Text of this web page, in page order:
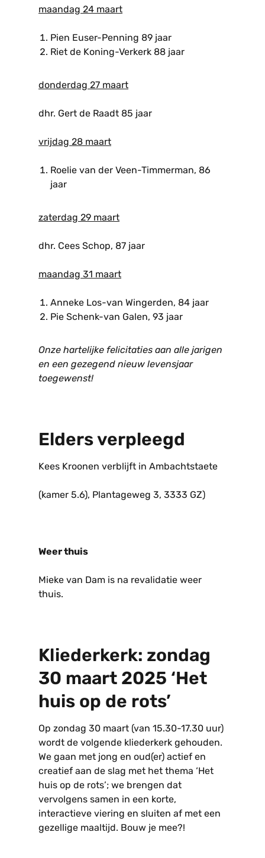
maandag 24 maart
Pien Euser-Penning 89 jaar
Riet de Koning-Verkerk 88 jaar
donderdag 27 maart
dhr. Gert de Raadt 85 jaar
vrijdag 28 maart
Roelie van der Veen-Timmerman, 86
jaar
zaterdag 29 maart
dhr. Cees Schop, 87 jaar
maandag 31 maart
Anneke Los-van Wingerden, 84 jaar
Pie Schenk-van Galen, 93 jaar
Onze hartelijke felicitaties aan alle jarigen
en een gezegend nieuw levensjaar
toegewenst!
Elders verpleegd
Kees Kroonen verblijft in Ambachtstaete
(kamer 5.6), Plantageweg 3, 3333 GZ)
Weer thuis
Mieke van Dam is na revalidatie weer
thuis.
Kliederkerk: zondag
30 maart 2025 ‘Het
huis op de rots’
Op zondag 30 maart (van 15.30-17.30 uur)
wordt de volgende kliederkerk gehouden.
We gaan met jong en oud(er) actief en
creatief aan de slag met het thema ‘Het
huis op de rots’; we brengen dat
vervolgens samen in een korte,
interactieve viering en sluiten af met een
gezellige maaltijd. Bouw je mee?!